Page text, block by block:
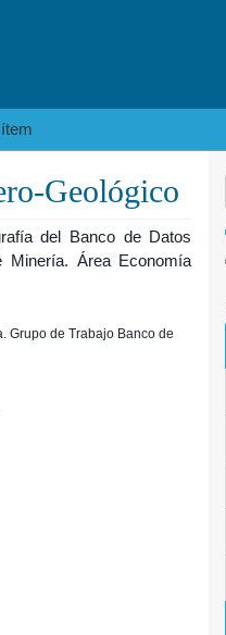
Geológico
del Banco de Datos
Minería. Área Economía
Grupo de Trabajo Banco de